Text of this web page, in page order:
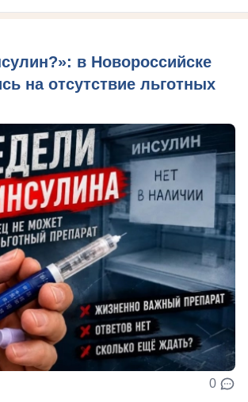
в Новороссийске
на отсутствие льготных
0